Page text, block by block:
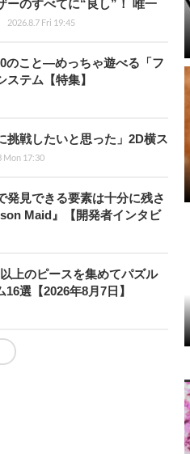
ーのすべてに“良し”！ 唯一
2026.8.7 Fri 19:45
のこと―めっちゃ遊べる「フ
テム【特集】
挑戦したいと思った」2D横ス
Mon 17:30
発見できる要素は十分に残さ
Maid』【開発者インタビ
上のピースを集めてパズル
選【2026年8月7日】